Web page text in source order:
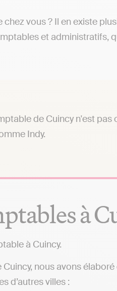
vous ? Il en existe
et administratifs,
de Cuincy n'est pas
Indy.
à
à Cuincy.
nous avons
d’autres villes :